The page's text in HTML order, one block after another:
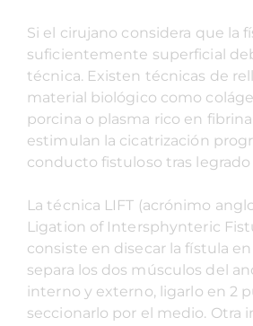
Si el cirujano considera que la
suficientemente superficial
técnica. Existen técnicas de
material biológico como
porcina o plasma rico en
estimulan la cicatrización
conducto fistuloso tras
La técnica LIFT (acrónimo
Ligation of Intersphynteric
consiste en disecar la fístula
separa los dos músculos del
interno y externo, ligarlo en 2
seccionarlo por el medio. Otra